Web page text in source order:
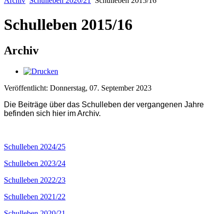
Schulleben 2015/16
Archiv
Veröffentlicht: Donnerstag, 07. September 2023
Die Beiträge über das Schulleben der vergangenen Jahre
befinden sich hier im Archiv.
Schulleben 2024/25
Schulleben 2023/24
Schulleben 2022/23
Schulleben 2021/22